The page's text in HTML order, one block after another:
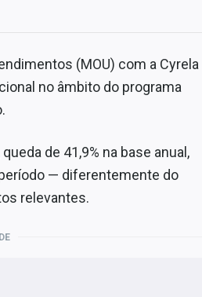
(MOU) com a Cyrela
no âmbito do programa
de 41,9% na base anual,
— diferentemente do
relevantes.